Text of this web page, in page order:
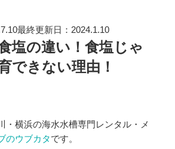
最終更新日：2024.1.10
塩の違い！食塩じゃ
できない理由！
・横浜の海水水槽専門レンタル・メ
のウブカタです。